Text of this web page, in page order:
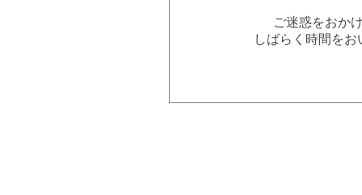
ご迷惑をおか
しばらく時間を